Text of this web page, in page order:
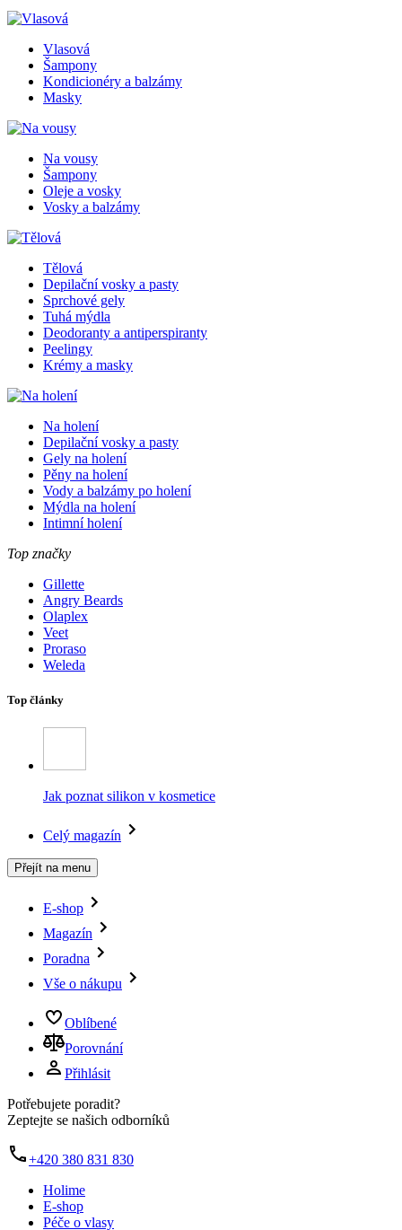
Vlasová
Šampony
Kondicionéry a balzámy
Masky
Na vousy
Šampony
Oleje a vosky
Vosky a balzámy
Tělová
Depilační vosky a pasty
Sprchové gely
Tuhá mýdla
Deodoranty a antiperspiranty
Peelingy
Krémy a masky
Na holení
Depilační vosky a pasty
Gely na holení
Pěny na holení
Vody a balzámy po holení
Mýdla na holení
Intimní holení
Top značky
Gillette
Angry Beards
Olaplex
Veet
Proraso
Weleda
Top články
Jak poznat silikon v kosmetice
Celý magazín
Přejít na menu
E-shop
Magazín
Poradna
Vše o nákupu
Oblíbené
Porovnání
Přihlásit
Potřebujete poradit?
Zeptejte se našich odborníků
+420 380 831 830
Holime
E-shop
Péče o vlasy